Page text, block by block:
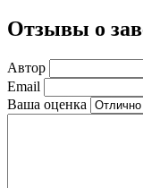
Отзывы о
Автор
Email
Ваша оценка